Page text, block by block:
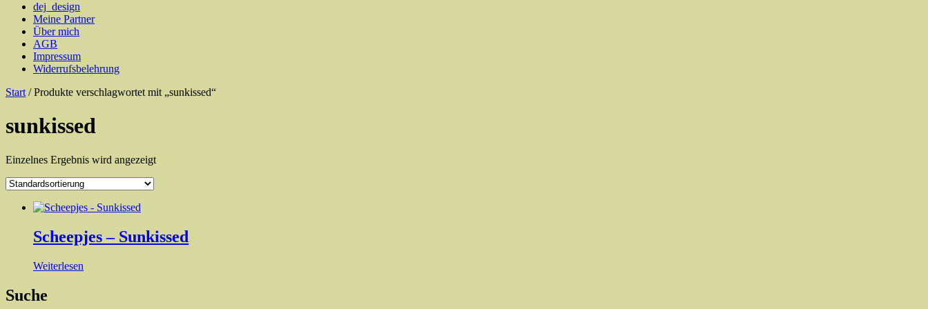
dej_design
Meine Partner
Über mich
AGB
Impressum
Widerrufsbelehrung
Start / Produkte verschlagwortet mit „sunkissed“
sunkissed
Einzelnes Ergebnis wird angezeigt
Scheepjes – Sunkissed
Weiterlesen
Suche